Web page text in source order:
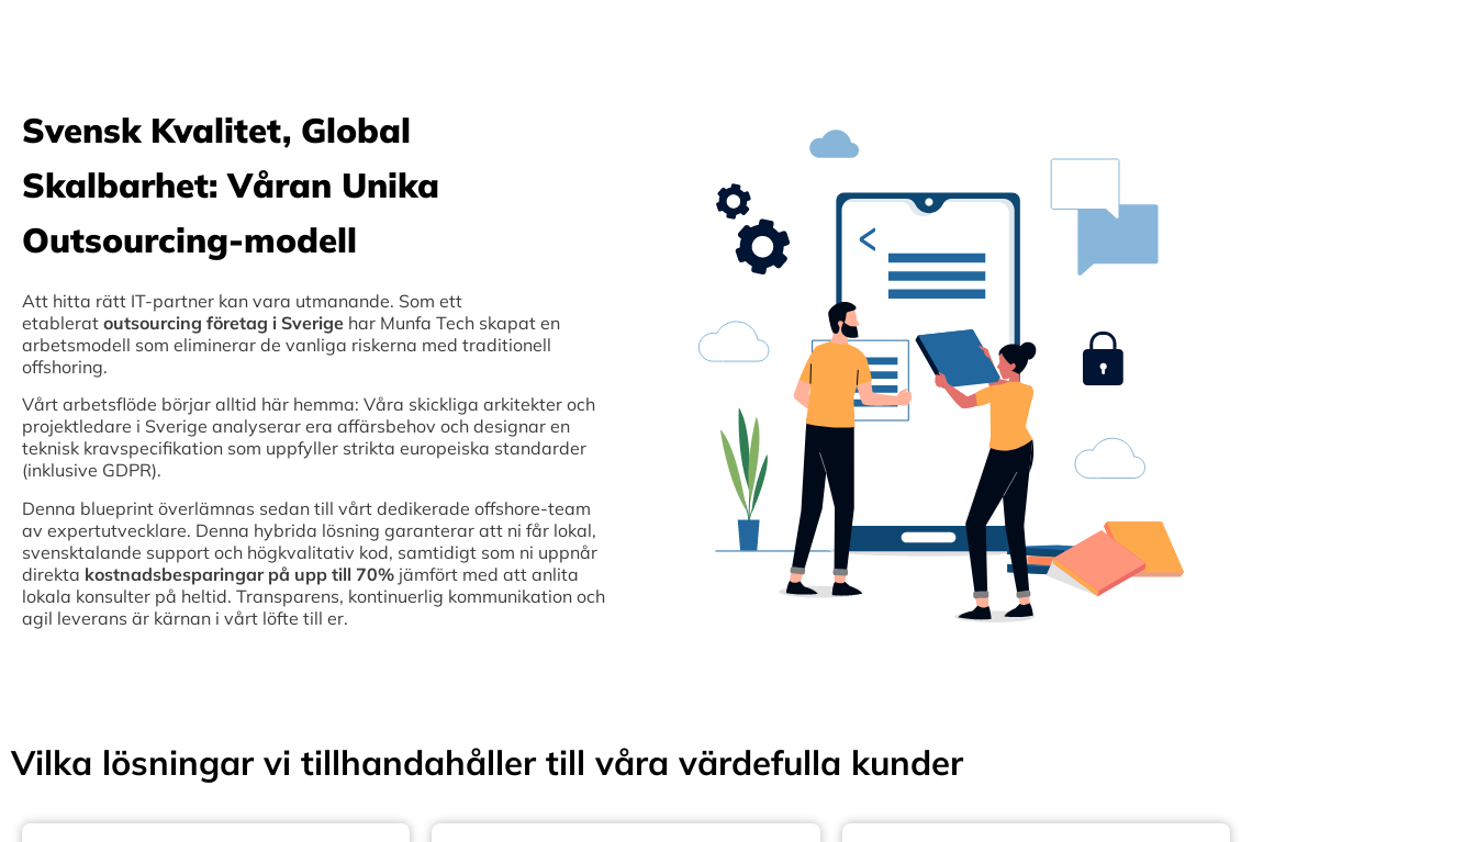
Svensk Kvalitet, Global
Skalbarhet: Våran Unika
Outsourcing-modell
Att hitta rätt IT-partner kan vara utmanande. Som ett
etablerat outsourcing företag i Sverige har Munfa Tech skapat en
arbetsmodell som eliminerar de vanliga riskerna med traditionell
offshoring.
Vårt arbetsflöde börjar alltid här hemma: Våra skickliga arkitekter och
projektledare i Sverige analyserar era affärsbehov och designar en
teknisk kravspecifikation som uppfyller strikta europeiska standarder
(inklusive GDPR).
Denna blueprint överlämnas sedan till vårt dedikerade offshore-team
av expertutvecklare. Denna hybrida lösning garanterar att ni får lokal,
svensktalande support och högkvalitativ kod, samtidigt som ni uppnår
direkta kostnadsbesparingar på upp till 70% jämfört med att anlita
lokala konsulter på heltid. Transparens, kontinuerlig kommunikation och
agil leverans är kärnan i vårt löfte till er.
Vilka lösningar vi tillhandahåller till våra värdefulla kunder